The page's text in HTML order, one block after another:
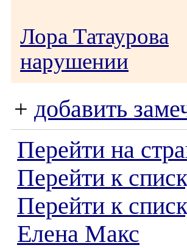
Лора Татаурова
нарушении
+ добавить
Перейти на
Перейти к
Перейти к
Елена Макс